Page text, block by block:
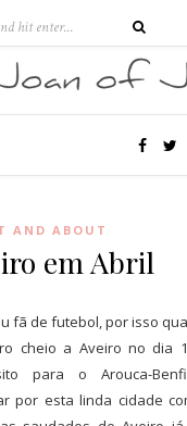
AND ABOUT
em Abril
fã de futebol, por isso
cheio a Aveiro no dia
para o Arouca-
por esta linda cidade